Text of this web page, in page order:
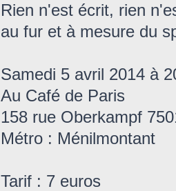
Rien n'est écrit, rien
au fur et à mesure du
Samedi 5 avril 2014 à
Au Café de Paris
158 rue Oberkampf
Métro : Ménilmontant
Tarif : 7 euros